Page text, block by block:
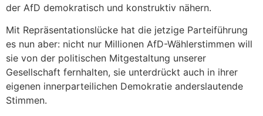
der AfD demokratisch und konstruktiv nähern.
Mit Repräsentationslücke hat die jetzige Parteiführung
es nun aber: nicht nur Millionen AfD-Wählerstimmen will
sie von der politischen Mitgestaltung unserer
Gesellschaft fernhalten, sie unterdrückt auch in ihrer
eigenen innerparteilichen Demokratie anderslautende
Stimmen.